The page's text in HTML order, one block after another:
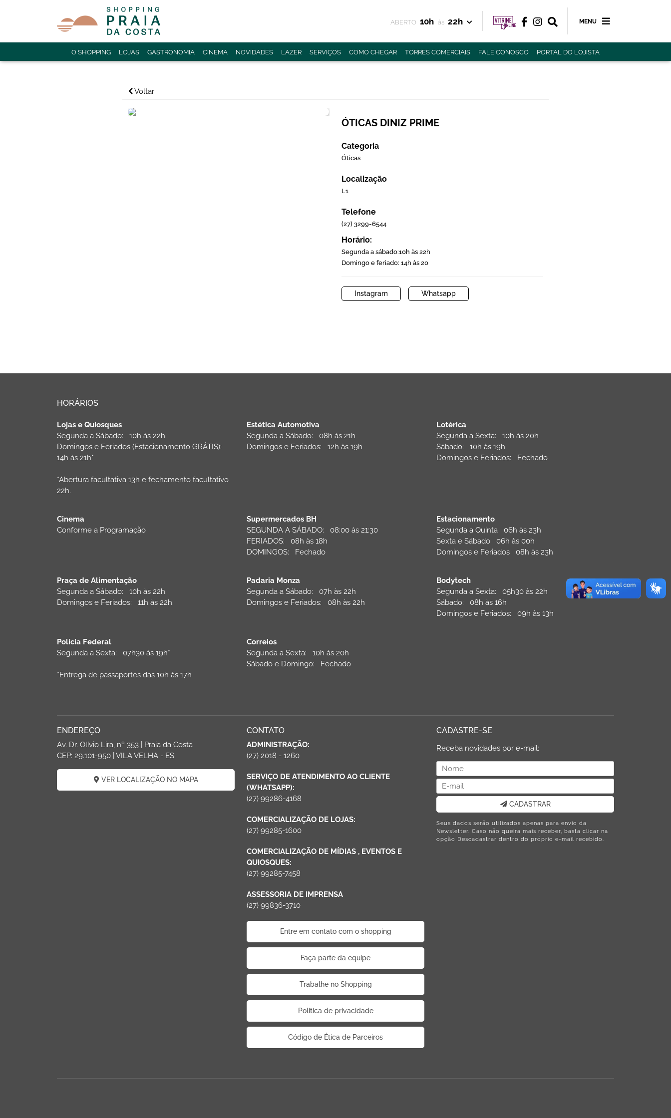
ABERTO 10h às 22h MENU
O SHOPPING LOJAS GASTRONOMIA CINEMA NOVIDADES LAZER SERVIÇOS COMO CHEGAR TORRES COMERCIAIS FALE CONOSCO PORTAL DO LOJISTA
Voltar
ÓTICAS DINIZ PRIME
Categoria
Óticas
Localização
L1
Telefone
(27) 3299-6544
Horário:
Segunda a sábado:10h às 22h
Domingo e feriado: 14h às 20
Instagram Whatsapp
HORÁRIOS
Lojas e Quiosques
Segunda a Sábado: 10h às 22h.
Domingos e Feriados (Estacionamento GRÁTIS):
14h às 21h*
*Abertura facultativa 13h e fechamento facultativo
22h.
Estética Automotiva
Segunda a Sábado: 08h às 21h
Domingos e Feriados: 12h às 19h
Lotérica
Segunda a Sexta: 10h às 20h
Sábado: 10h às 19h
Domingos e Feriados: Fechado
Cinema
Conforme a Programação
Supermercados BH
SEGUNDA A SÁBADO: 08:00 às 21:30
FERIADOS: 08h às 18h
DOMINGOS: Fechado
Estacionamento
Segunda a Quinta 06h às 23h
Sexta e Sábado 06h às 00h
Domingos e Feriados 08h às 23h
Praça de Alimentação
Segunda a Sábado: 10h às 22h.
Domingos e Feriados: 11h às 22h.
Padaria Monza
Segunda a Sábado: 07h às 22h
Domingos e Feriados: 08h às 22h
Bodytech
Segunda a Sexta: 05h30 às 22h
Sábado: 08h às 16h
Domingos e Feriados: 09h às 13h
Polícia Federal
Segunda a Sexta: 07h30 às 19h*
*Entrega de passaportes das 10h às 17h
Correios
Segunda a Sexta: 10h às 20h
Sábado e Domingo: Fechado
ENDEREÇO
Av. Dr. Olívio Lira, nº 353 | Praia da Costa
CEP: 29.101-950 | VILA VELHA - ES
VER LOCALIZAÇÃO NO MAPA
CONTATO
ADMINISTRAÇÃO:
(27) 2018 - 1260
SERVIÇO DE ATENDIMENTO AO CLIENTE
(WHATSAPP):
(27) 99286-4168
COMERCIALIZAÇÃO DE LOJAS:
(27) 99285-1600
COMERCIALIZAÇÃO DE MÍDIAS , EVENTOS E
QUIOSQUES:
(27) 99285-7458
ASSESSORIA DE IMPRENSA
(27) 99836-3710
Entre em contato com o shopping
Faça parte da equipe
Trabalhe no Shopping
Politica de privacidade
Código de Ética de Parceiros
CADASTRE-SE
Receba novidades por e-mail:
CADASTRAR
Seus dados serão utilizados apenas para envio da
Newsletter. Caso não queira mais receber, basta clicar na
opção Descadastrar dentro do próprio e-mail recebido.